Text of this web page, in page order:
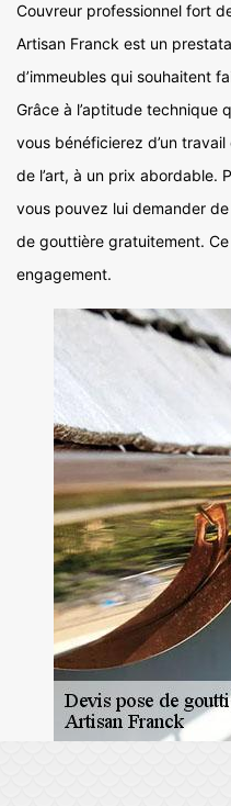
Couvreur professionnel fort
Artisan Franck est un
d’immeubles qui souhaitent
Grâce à l’aptitude technique
vous bénéficierez d’un
de l’art, à un prix abordable.
vous pouvez lui demander
de gouttière gratuitement.
engagement.